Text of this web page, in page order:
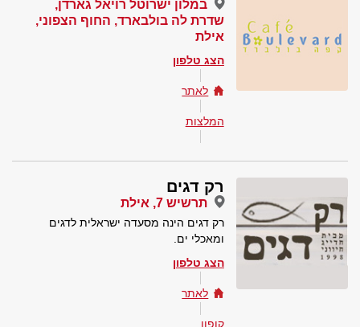
במלון ישרוטל רויאל גארדן,
שדרת לה בולבארד, החוף הצפוני,
אילת
הצג טלפון
לאתר
המלצות
רק דגים
תרשיש 7, אילת
רק דגים הינה מסעדה ישראלית לדגים
ומאכלי ים.
הצג טלפון
לאתר
קופון